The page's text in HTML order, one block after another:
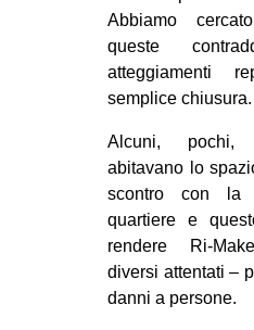
Abbiamo
queste
atteggiamenti
semplice chiusura.
Alcuni, pochi,
abitavano lo
scontro con la
quartiere e
rendere Ri-
diversi attentati –
danni a persone.